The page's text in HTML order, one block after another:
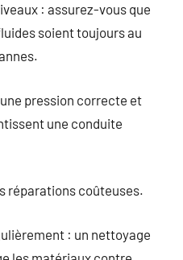
: assurez-vous que
soient toujours au
pression correcte et
une conduite
réparations coûteuses.
: un nettoyage